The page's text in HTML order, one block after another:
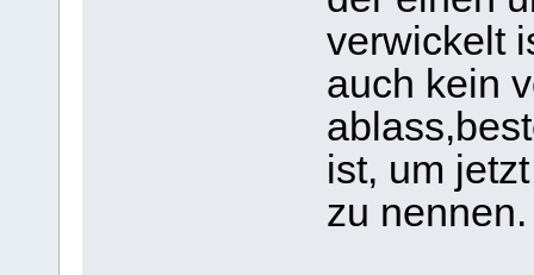
verwickelt
auch kein
ist, um
zu nennen.